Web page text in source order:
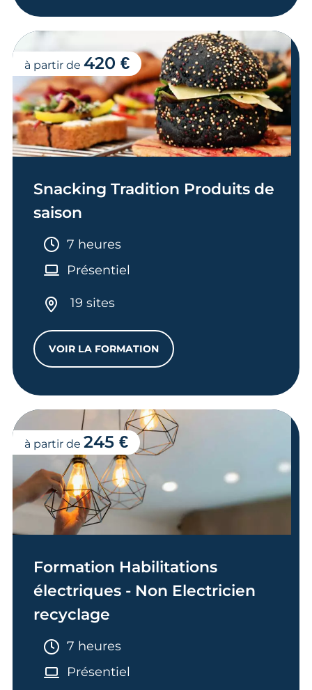
Snacking Tradition Produits de
saison
Durée :
7 heures
Présentiel
19 sites
VOIR LA FORMATIONSNACKING TRADITION PRODUITS DE
à partir de 420 €
Formation Habilitations
électriques - Non Electricien
recyclage
Durée :
7 heures
Présentiel
à partir de 245 €